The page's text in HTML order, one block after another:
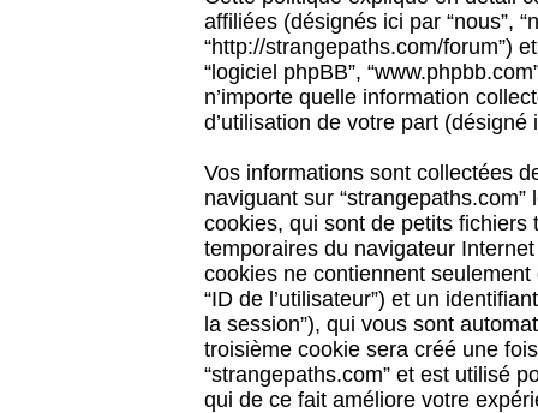
affiliées (désignés ici par “nous”,
“http://strangepaths.com/forum”)
“logiciel phpBB”,
n’importe quelle information
d’utilisation de votre part (désigné
Vos informations sont collectées
naviguant sur
cookies, qui sont de petits
temporaires du navigateur
cookies ne contiennent
“ID de l’utilisateur”) et un
la session”), qui vous sont
troisième cookie sera créé une
“strangepaths.com” et est utilisé
qui de ce fait améliore votre